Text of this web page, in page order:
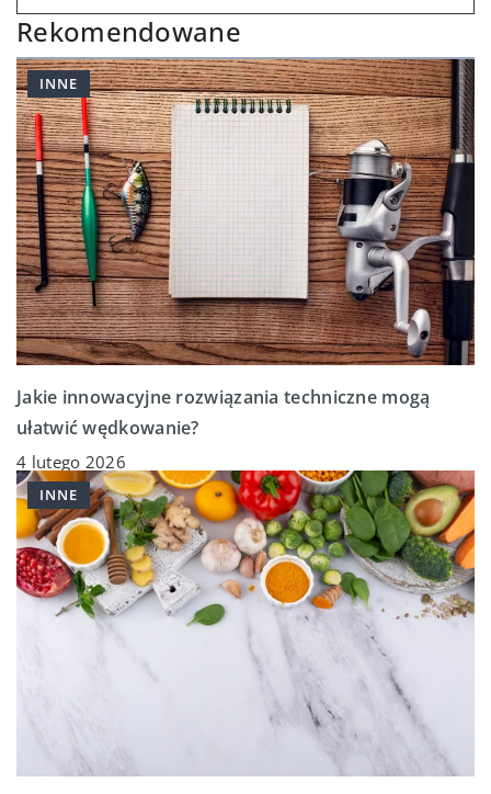
Rekomendowane
INNE
Jakie innowacyjne rozwiązania techniczne mogą
ułatwić wędkowanie?
4 lutego 2026
INNE